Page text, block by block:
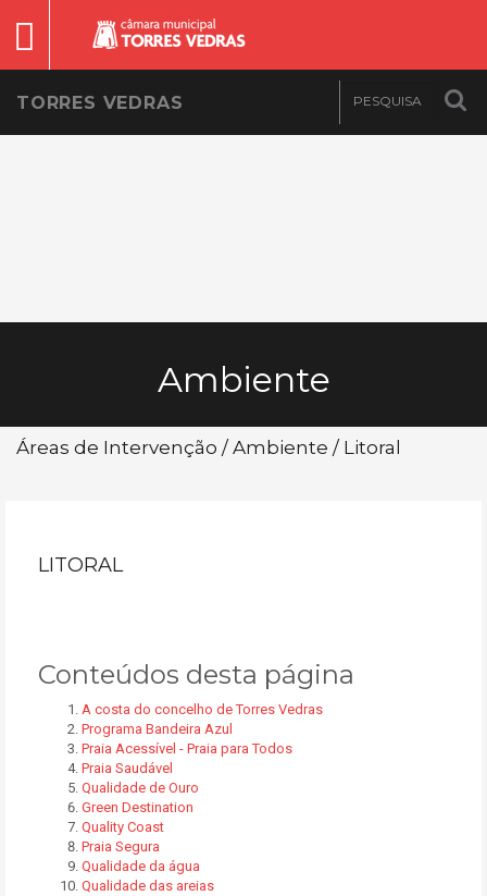
TORRES VEDRAS
Ambiente
Áreas de Intervenção / Ambiente / Litoral
LITORAL
Conteúdos desta página
A costa do concelho de Torres Vedras
Programa Bandeira Azul
Praia Acessível - Praia para Todos
Praia Saudável
Qualidade de Ouro
Green Destination
Quality Coast
Praia Segura
Qualidade da água
Qualidade das areias